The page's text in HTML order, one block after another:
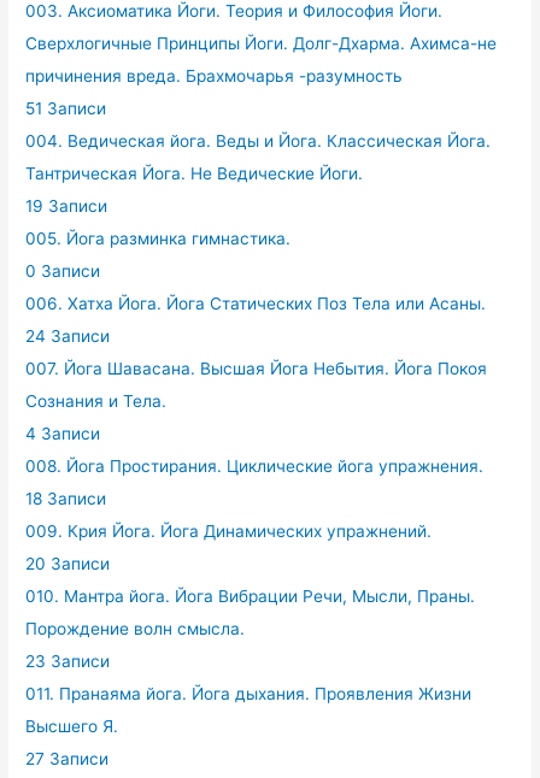
003. Аксиоматика Йоги. Теория и Философия Йоги.
Сверхлогичные Принципы Йоги. Долг-Дхарма. Ахимса-не
причинения вреда. Брахмочарья -разумность
51 Записи
004. Ведическая йога. Веды и Йога. Классическая Йога.
Тантрическая Йога. Не Ведические Йоги.
19 Записи
005. Йога разминка гимнастика.
0 Записи
006. Хатха Йога. Йога Статических Поз Тела или Асаны.
24 Записи
007. Йога Шавасана. Высшая Йога Небытия. Йога Покоя
Сознания и Тела.
4 Записи
008. Йога Простирания. Циклические йога упражнения.
18 Записи
009. Крия Йога. Йога Динамических упражнений.
20 Записи
010. Мантра йога. Йога Вибрации Речи, Мысли, Праны.
Порождение волн смысла.
23 Записи
011. Пранаяма йога. Йога дыхания. Проявления Жизни
Высшего Я.
27 Записи